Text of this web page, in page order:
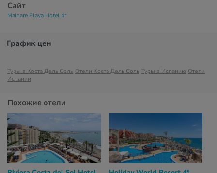
Сайт
Mainare Playa Hotel 4*
График цен
Туры в Коста Дель Соль Отели Коста Дель Соль Туры в Испанию Отели
Испании
Похожие отели